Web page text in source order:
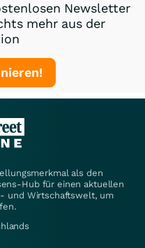
Newsletter
mehr aus der
als den
Hub für einen aktuellen
und Wirtschaftswelt, um